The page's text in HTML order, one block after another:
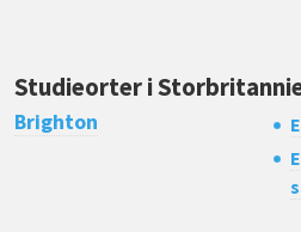
Studieorter i
Brighton